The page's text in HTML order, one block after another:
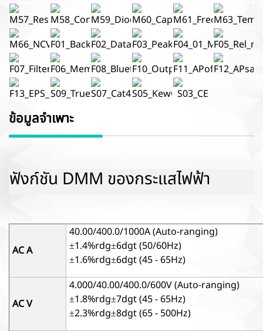
ข้อมูลจำเพาะ
ฟังก์ชัน DMM ของกระแสไฟฟ้า
AC A
40.00/400.0/1000A (Auto-ranging)
±1.4%rdg±6dgt (50/60Hz)
±1.6%rdg±6dgt (45 - 65Hz)
AC V
4.000/40.00/400.0/600V (Auto-ranging)
±1.8%rdg±7dgt (45 - 65Hz)
±2.3%rdg±8dgt (65 - 500Hz)